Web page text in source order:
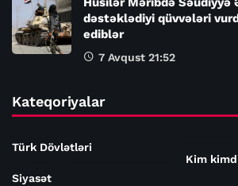
dəstəklədiyi qüvvələri
ediblər
7 Avqust 21:52
Kateqoriyalar
Türk Dövlətləri
Siyasət
Kim